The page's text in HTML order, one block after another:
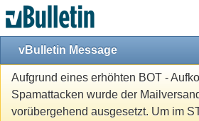
vBulletin Message
Aufgrund eines erhöhten BOT -
Spamattacken wurde der
vorübergehend ausgesetzt. Um im